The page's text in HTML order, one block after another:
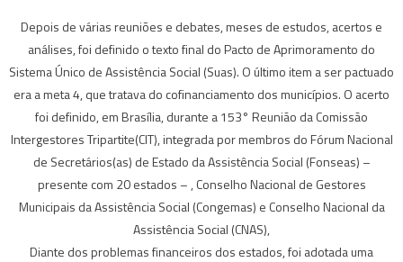
Depois de várias reuniões e debates, meses de estudos, acertos e
análises, foi definido o texto final do Pacto de Aprimoramento do
Sistema Único de Assistência Social (Suas). O último item a ser pactuado
era a meta 4, que tratava do cofinanciamento dos municípios. O acerto
foi definido, em Brasília, durante a 153° Reunião da Comissão
Intergestores Tripartite(CIT), integrada por membros do Fórum Nacional
de Secretários(as) de Estado da Assistência Social (Fonseas) –
presente com 20 estados – , Conselho Nacional de Gestores
Municipais da Assistência Social (Congemas) e Conselho Nacional da
Assistência Social (CNAS),
Diante dos problemas financeiros dos estados, foi adotada uma